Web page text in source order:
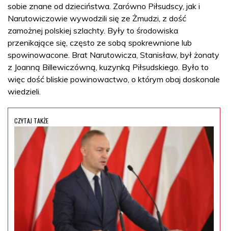
sobie znane od dzieciństwa. Zarówno Piłsudscy, jak i
Narutowiczowie wywodzili się ze Żmudzi, z dość
zamożnej polskiej szlachty. Były to środowiska
przenikające się, często ze sobą spokrewnione lub
spowinowacone. Brat Narutowicza, Stanisław, był żonaty
z Joanną Billewiczówną, kuzynką Piłsudskiego. Było to
więc dość bliskie powinowactwo, o którym obaj doskonale
wiedzieli.
CZYTAJ TAKŻE